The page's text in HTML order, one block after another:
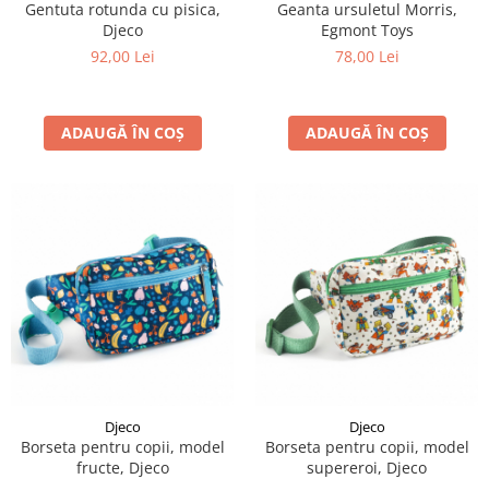
Gentuta rotunda cu pisica,
Djeco
92,00 Lei
ADAUGĂ ÎN COȘ
Geanta ursuletul Morris,
Egmont Toys
78,00 Lei
ADAUGĂ ÎN COȘ
Djeco
Borseta pentru copii, model
fructe, Djeco
Djeco
Borseta pentru copii, model
supereroi, Djeco